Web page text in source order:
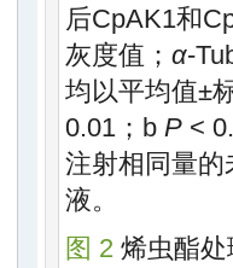
后CpAK1和
灰度值； α-
均以平均值±
0.01；b P <
注射相同量
液。
图 2 烯虫酯